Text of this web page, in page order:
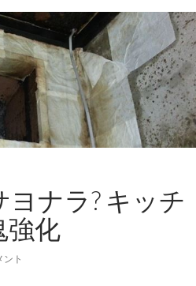
ナラ? キッチ
強化
ント